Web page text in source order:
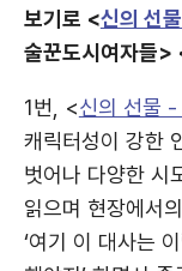
보기로 <신의 선
술꾼도시여자들>
1번, <신의 선물 -
캐릭터성이 강한
벗어나 다양한 시
읽으며 현장에서
‘여기 이 대사는